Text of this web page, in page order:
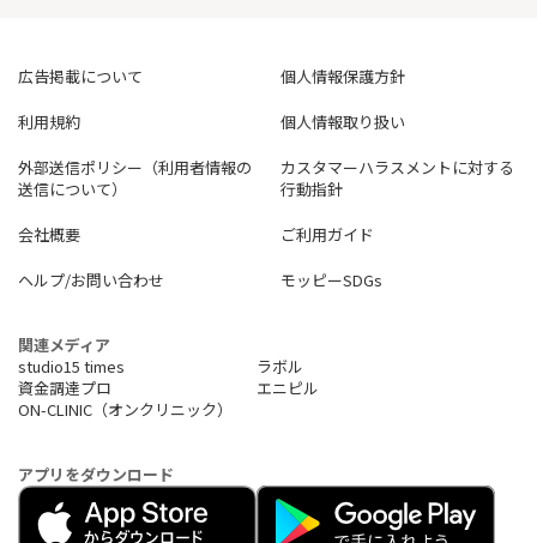
広告掲載について
個人情報保護方針
利用規約
個人情報取り扱い
外部送信ポリシー（利用者情報の
送信について）
カスタマーハラスメントに対する
行動指針
会社概要
ご利用ガイド
ヘルプ/お問い合わせ
モッピーSDGs
関連メディア
studio15 times
ラボル
資金調達プロ
エニピル
ON-CLINIC（オンクリニック）
アプリをダウンロード